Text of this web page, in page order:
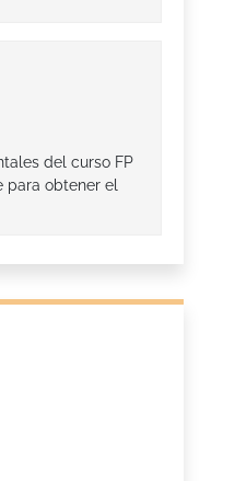
del curso FP
para obtener el